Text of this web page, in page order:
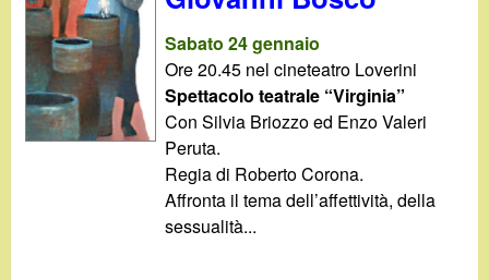
a
n
c
e
c
a
Sabato 24 gennaio
Ore 20.45 nel cineteatro Loverini
Spettacolo teatrale “Virginia”
Con Silvia Briozzo ed Enzo Valeri
Peruta.
Regia di Roberto Corona.
Affronta il tema dell’affettività, della
sessualità...